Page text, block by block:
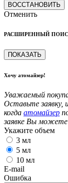
ВОССТАНОВИТЬ
Отменить
РАСШИРЕННЫЙ
ПОКАЗАТЬ
Хочу атомайзер!
Уважаемый
Оставьте заявку,
когда атомайзер
заявке Вы
Укажите объем
3 мл
5 мл
10 мл
E-mail
Ошибка